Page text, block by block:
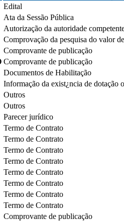
Edital
Ata da Sessão Pública
Autorização da autoridade
Comprovação da pesquisa do valor
Comprovante de publicação
Comprovante de publicação
Documentos de Habilitação
Informação da exist¿ncia de dotação
Outros
Outros
Parecer jurídico
Termo de Contrato
Termo de Contrato
Termo de Contrato
Termo de Contrato
Termo de Contrato
Termo de Contrato
Termo de Contrato
Termo de Contrato
Comprovante de publicação